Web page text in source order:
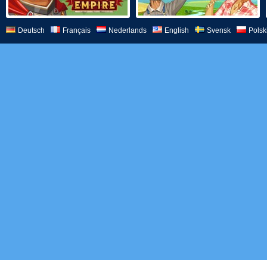
Deutsch Français Nederlands English Svensk